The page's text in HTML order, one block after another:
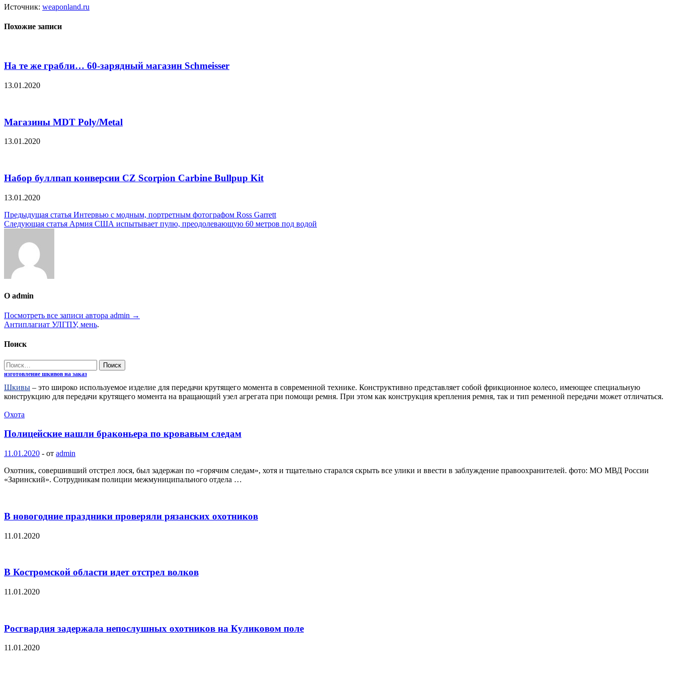
Источник: weaponland.ru
Похожие записи
На те же грабли… 60-зарядный магазин Schmeisser
13.01.2020
Магазины MDT Poly/Metal
13.01.2020
Набор буллпап конверсии CZ Scorpion Carbine Bullpup Kit
13.01.2020
Навигация
по
записям
Предыдущая статья Интервью с модным, портретным фотографом Ross Garrett
Следующая статья Армия США испытывает пулю, преодолевающую 60 метров под водой
О admin
Посмотреть все записи автора admin →
Антиплагиат УЛГПУ, мень.
Поиск
Найти:
изготовление шкивов на заказ
Шкивы – это широко используемое изделие для передачи крутящего момента в современной технике. Конструктивно представляет собой фрикционное колесо, имеющее специальную
конструкцию для передачи крутящего момента на вращающий узел агрегата при помощи ремня. При этом как конструкция крепления ремня, так и тип ременной передачи может отличаться.
Охота
Полицейские нашли браконьера по кровавым следам
11.01.2020 - от admin
Охотник, совершивший отстрел лося, был задержан по «горячим следам», хотя и тщательно старался скрыть все улики и ввести в заблуждение правоохранителей. фото: МО МВД России
«Заринский». Сотрудникам полиции межмуниципального отдела …
В новогодние праздники проверяли рязанских охотников
11.01.2020
В Костромской области идет отстрел волков
11.01.2020
Росгвардия задержала непослушных охотников на Куликовом поле
11.01.2020